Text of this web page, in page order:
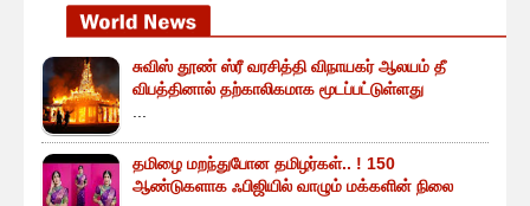
சுவிஸ் தூண் ஸ்ரீ வரசித்தி விநாயகர் ஆலயம் தீ
விபத்தினால் தற்காலிகமாக மூடப்பட்டுள்ளது
தமிழை மறந்துபோன தமிழர்கள்.. ! 150
ஆண்டுகளாக ஃபிஜியில் வாழும் மக்களின் நிலை